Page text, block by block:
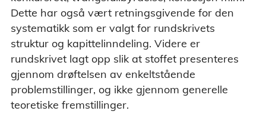
Dette har også vært retningsgivende for den
systematikk som er valgt for rundskrivets
struktur og kapittelinndeling. Videre er
rundskrivet lagt opp slik at stoffet presenteres
gjennom drøftelsen av enkeltstående
problemstillinger, og ikke gjennom generelle
teoretiske fremstillinger.